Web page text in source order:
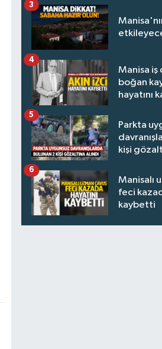
3
Manisa iş
boğan
hayatını
4
Parkta
kişi
5
Manisalı
feci
kaybetti
6